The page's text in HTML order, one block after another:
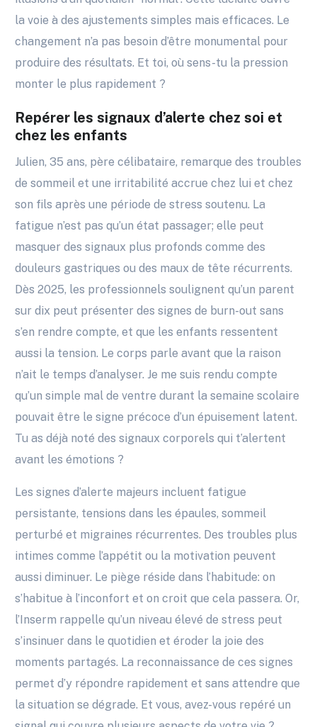
la voie à des ajustements simples mais efficaces. Le
changement n’a pas besoin d’être monumental pour
produire des résultats. Et toi, où sens-tu la pression
monter le plus rapidement ?
Repérer les signaux d’alerte chez soi et
chez les enfants
Julien, 35 ans, père célibataire, remarque des troubles
de sommeil et une irritabilité accrue chez lui et chez
son fils après une période de stress soutenu. La
fatigue n’est pas qu’un état passager; elle peut
masquer des signaux plus profonds comme des
douleurs gastriques ou des maux de tête récurrents.
Dès 2025, les professionnels soulignent qu’un parent
sur dix peut présenter des signes de burn-out sans
s’en rendre compte, et que les enfants ressentent
aussi la tension. Le corps parle avant que la raison
n’ait le temps d’analyser. Je me suis rendu compte
qu’un simple mal de ventre durant la semaine scolaire
pouvait être le signe précoce d’un épuisement latent.
Tu as déjà noté des signaux corporels qui t’alertent
avant les émotions ?
Les signes d’alerte majeurs incluent fatigue
persistante, tensions dans les épaules, sommeil
perturbé et migraines récurrentes. Des troubles plus
intimes comme l’appétit ou la motivation peuvent
aussi diminuer. Le piège réside dans l’habitude: on
s’habitue à l’inconfort et on croit que cela passera. Or,
l’Inserm rappelle qu’un niveau élevé de stress peut
s’insinuer dans le quotidien et éroder la joie des
moments partagés. La reconnaissance de ces signes
permet d’y répondre rapidement et sans attendre que
la situation se dégrade. Et vous, avez-vous repéré un